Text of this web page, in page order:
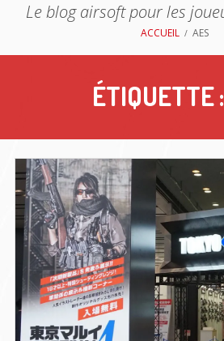
Le blog airsoft pour les
ACCUEIL AES
ÉTIQUETTE :